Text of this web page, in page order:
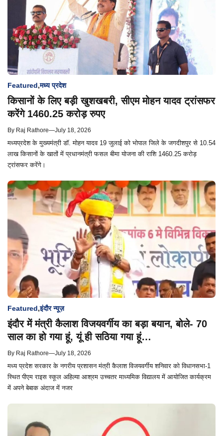
Featured,मध्य प्रदेश
किसानों के लिए बड़ी खुशखबरी, सीएम मोहन यादव ट्रांसफर
करेंगे 1460.25 करोड़ रुपए
By Raj Rathore—July 18, 2026
मध्यप्रदेश के मुख्यमंत्री डॉ. मोहन यादव 19 जुलाई को भोपाल जिले के जगदीशपुर से 10.54
लाख किसानों के खातों में प्रधानमंत्री फसल बीमा योजना की राशि 1460.25 करोड़
ट्रांसफर करेंगे।
Featured,इंदौर न्यूज़
इंदौर में मंत्री कैलाश विजयवर्गीय का बड़ा बयान, बोले- 70
साल का हो गया हूं, यूं ही सठिया गया हूं…
By Raj Rathore—July 18, 2026
मध्य प्रदेश सरकार के नगरीय प्रशासन मंत्री कैलाश विजयवर्गीय शनिवार को विधानसभा-1
स्थित पीएम राइस स्कूल अहिल्या आश्रम उच्चतर माध्यमिक विद्यालय में आयोजित कार्यक्रम
में अपने बेबाक अंदाज में नजर